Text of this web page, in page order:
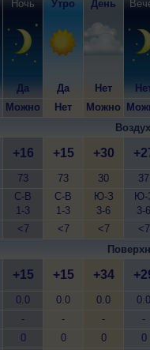
Ночь
Да
Можно
Утро
Да
Нет
День
Нет
Можно
+16
73
С-В
1-3
<7
+15
73
С-В
1-3
<7
+30
30
Ю-З
3-6
<7
37
Ю-
3-6
<7
+15
0.0
-
0
+15
0.0
-
0
+34
0.0
-
0
0.0
-
0